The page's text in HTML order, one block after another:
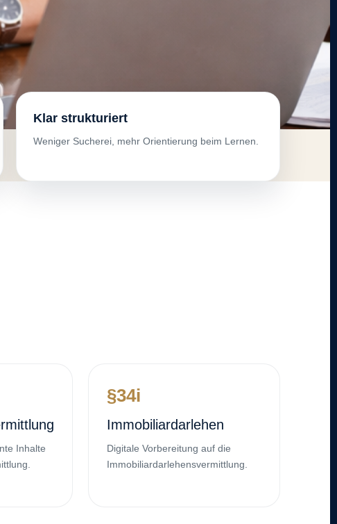
Klar strukturiert
Weniger Sucherei, mehr Orientierung beim Lernen.
Inhalte
§34i
Immobiliardarlehen
Digitale Vorbereitung auf die
Immobiliardarlehensvermittlung.